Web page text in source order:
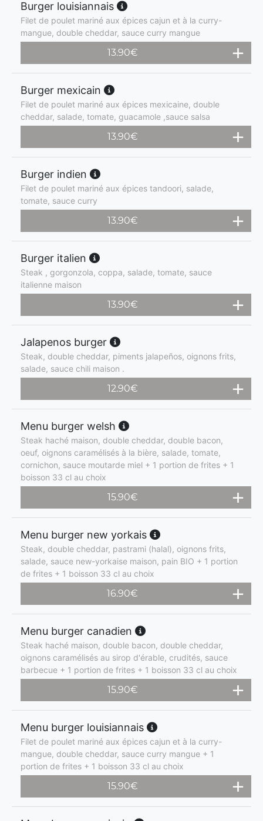
Burger louisiannais
Filet de poulet mariné aux épices cajun et à la curry-
mangue, double cheddar, sauce curry mangue
13.90€
Burger mexicain
Filet de poulet mariné aux épices mexicaine, double
cheddar, salade, tomate, guacamole ,sauce salsa
13.90€
Burger indien
Filet de poulet mariné aux épices tandoori, salade,
tomate, sauce curry
13.90€
Burger italien
Steak , gorgonzola, coppa, salade, tomate, sauce
italienne maison
13.90€
Jalapenos burger
Steak, double cheddar, piments jalapeños, oignons frits,
salade, sauce chili maison .
12.90€
Menu burger welsh
Steak haché maison, double cheddar, double bacon,
oeuf, oignons caramélisés à la bière, salade, tomate,
cornichon, sauce moutarde miel + 1 portion de frites + 1
boisson 33 cl au choix
15.90€
Menu burger new yorkais
Steak, double cheddar, pastrami (halal), oignons frits,
salade, sauce new-yorkaise maison, pain BIO + 1 portion
de frites + 1 boisson 33 cl au choix
16.90€
Menu burger canadien
Steak haché maison, double bacon, double cheddar,
oignons caramélisés au sirop d'érable, crudités, sauce
barbecue + 1 portion de frites + 1 boisson 33 cl au choix
15.90€
Menu burger louisiannais
Filet de poulet mariné aux épices cajun et à la curry-
mangue, double cheddar, sauce curry mangue + 1
portion de frites + 1 boisson 33 cl au choix
15.90€